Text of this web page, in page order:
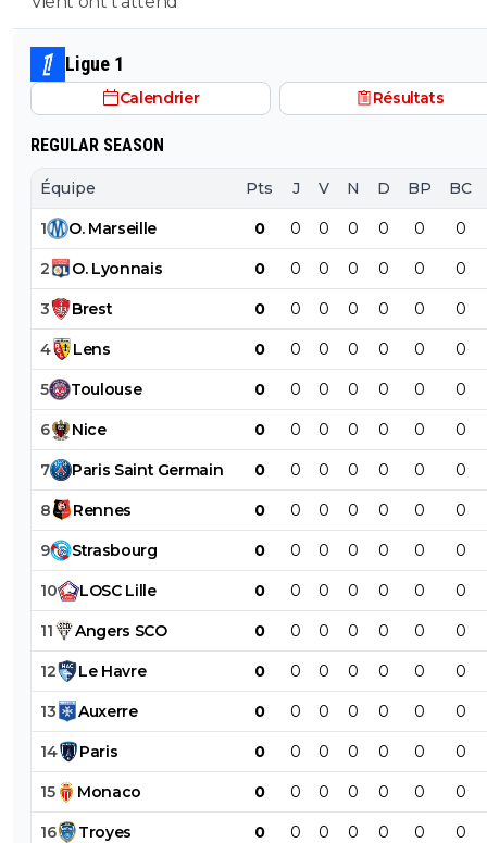
Ligue 1
Calendrier Résultats
REGULAR SEASON
Équipe Pts J V N D BP BC
1 O. Marseille 0 0 0 0 0 0 0
2 O. Lyonnais 0 0 0 0 0 0 0
3 Brest 0 0 0 0 0 0 0
4 Lens 0 0 0 0 0 0 0
5 Toulouse 0 0 0 0 0 0 0
6 Nice 0 0 0 0 0 0 0
7 Paris Saint Germain 0 0 0 0 0 0 0
8 Rennes 0 0 0 0 0 0 0
9 Strasbourg 0 0 0 0 0 0 0
10 LOSC Lille 0 0 0 0 0 0 0
11 Angers SCO 0 0 0 0 0 0 0
12 Le Havre 0 0 0 0 0 0 0
13 Auxerre 0 0 0 0 0 0 0
14 Paris 0 0 0 0 0 0 0
15 Monaco 0 0 0 0 0 0 0
16 Troyes 0 0 0 0 0 0 0